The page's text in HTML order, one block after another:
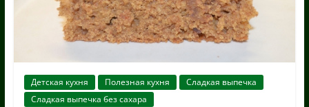
Детская кухня Полезная кухня
Сладкая выпечка
Сладкая выпечка без сахара